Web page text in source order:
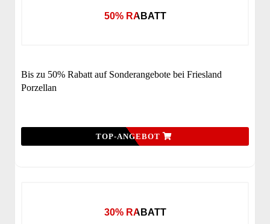
50% RABATT
Bis zu 50% Rabatt auf Sonderangebote bei Friesland
Porzellan
TOP-ANGEBOT
30% RABATT